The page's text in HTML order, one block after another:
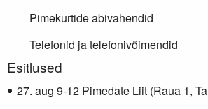
Pimekurtide abivahendid
Telefonid ja telefonivõimendid
Lisainfo
Esitlused
aug 9-12 Pimedate Liit (Raua 1,